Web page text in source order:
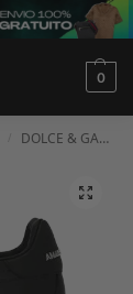
0
DOLCE & GABBANA PORTOFINO CUERO CON LOGO DG NEGRAS